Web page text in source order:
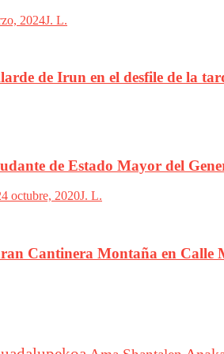
2024J. L.
de Irun en el desfile de la
de Estado Mayor del
octubre, 2020J. L.
Cantinera Montaña en Calle